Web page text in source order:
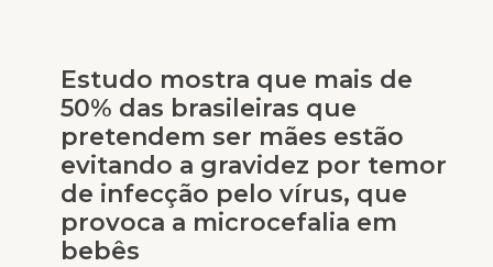
Estudo mostra que mais de
50% das brasileiras que
pretendem ser mães estão
evitando a gravidez por temor
de infecção pelo vírus, que
provoca a microcefalia em
bebês